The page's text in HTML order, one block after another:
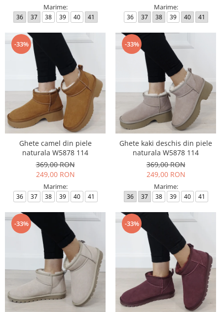
Marime:
36 37 38 39 40 41
Marime:
36 37 38 39 40 41
-33%
Ghete camel din piele
naturala W5878 114
369,00 RON
249,00 RON
Marime:
36 37 38 39 40 41
-33%
Ghete kaki deschis din piele
naturala W5878 114
369,00 RON
249,00 RON
Marime:
36 37 38 39 40 41
-33% -33%